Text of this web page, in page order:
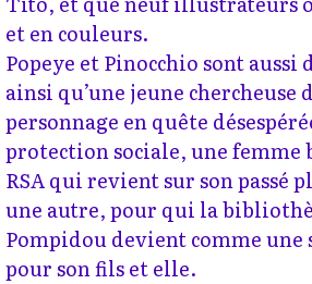
et en couleurs.
Popeye et Pinocchio sont aussi
ainsi qu’une jeune chercheuse
personnage en quête
protection sociale, une femme
RSA qui revient sur son passé
une autre, pour qui la
Pompidou devient comme une
pour son fils et elle.